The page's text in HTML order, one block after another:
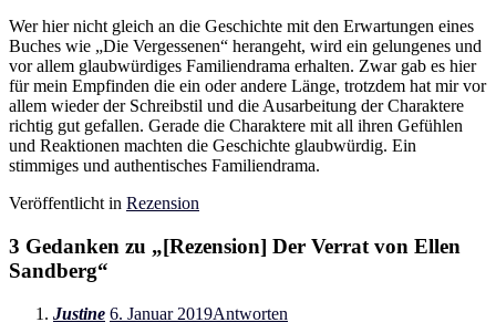
Wer hier nicht gleich an die Geschichte mit den Erwartungen eines
Buches wie „Die Vergessenen“ herangeht, wird ein gelungenes und
vor allem glaubwürdiges Familiendrama erhalten. Zwar gab es hier
für mein Empfinden die ein oder andere Länge, trotzdem hat mir vor
allem wieder der Schreibstil und die Ausarbeitung der Charaktere
richtig gut gefallen. Gerade die Charaktere mit all ihren Gefühlen
und Reaktionen machten die Geschichte glaubwürdig. Ein
stimmiges und authentisches Familiendrama.
Veröffentlicht in Rezension
3 Gedanken zu „[Rezension] Der Verrat von Ellen
Sandberg“
Justine 6. Januar 2019Antworten